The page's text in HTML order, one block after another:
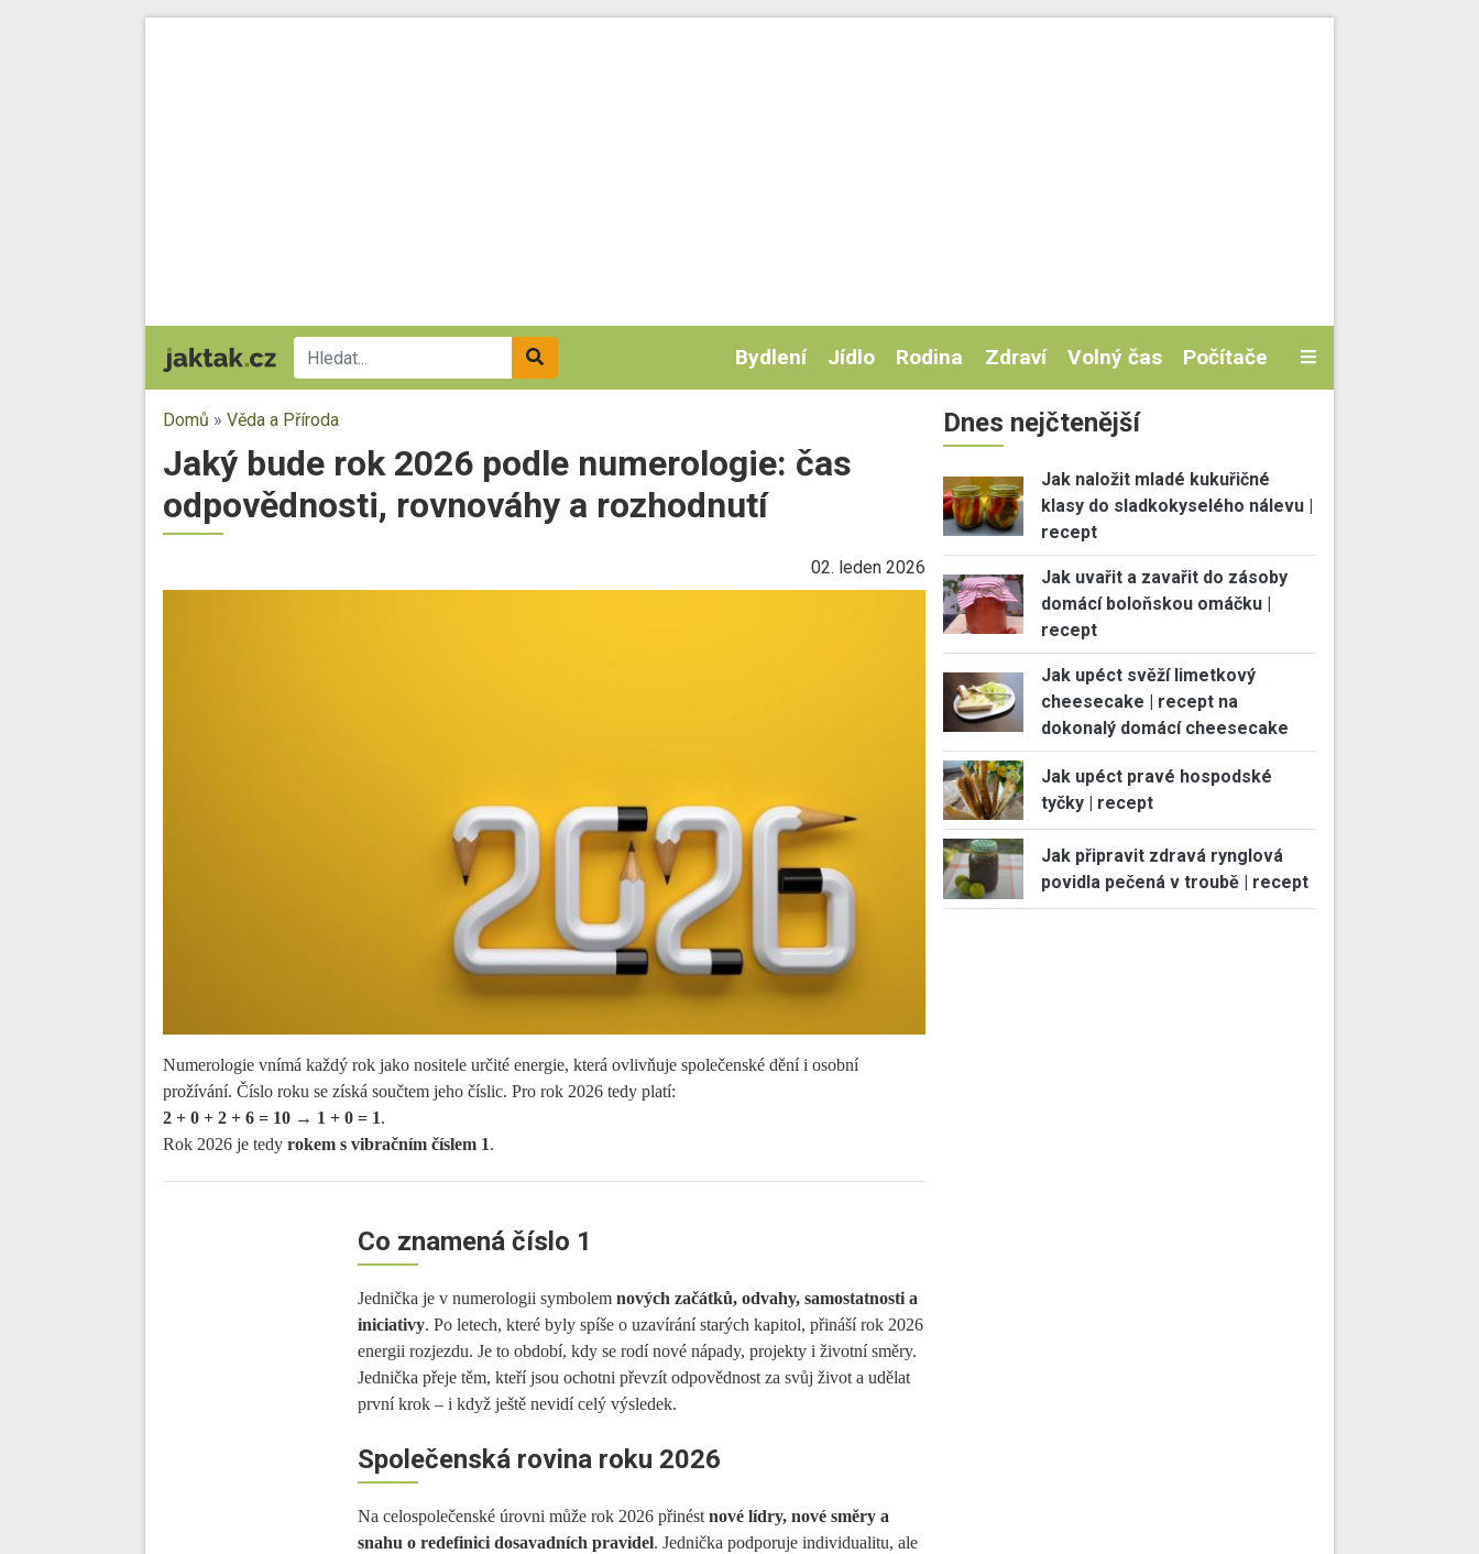
Bydlení Jídlo Rodina Zdraví Volný čas Počítače
Domů » Věda a Příroda
Jaký bude rok 2026 podle numerologie: čas
odpovědnosti, rovnováhy a rozhodnutí
02. leden 2026
Numerologie vnímá každý rok jako nositele určité energie, která ovlivňuje společenské dění i osobní
prožívání. Číslo roku se získá součtem jeho číslic. Pro rok 2026 tedy platí:
2 + 0 + 2 + 6 = 10 → 1 + 0 = 1.
Rok 2026 je tedy rokem s vibračním číslem 1.
Co znamená číslo 1
Jednička je v numerologii symbolemnových začátků, odvahy, samostatnosti a
iniciativy. Po letech, které byly spíše o uzavírání starých kapitol, přináší rok 2026
energii rozjezdu. Je to období, kdy se rodí nové nápady, projekty i životní směry.
Jednička přeje těm, kteří jsou ochotni převzít odpovědnost za svůj život a udělat
první krok – i když ještě nevidí celý výsledek.
Společenská rovina roku 2026
Na celospolečenské úrovni může rok 2026 přinéstnové lídry, nové směry a
snahu o redefinici dosavadních pravidel. Jednička podporuje individualitu, ale
Dnes nejčtenější
Jak naložit mladé kukuřičné
klasy do sladkokyselého nálevu |
recept
Jak uvařit a zavařit do zásoby
domácí boloňskou omáčku |
recept
Jak upéct svěží limetkový
cheesecake | recept na
dokonalý domácí cheesecake
Jak upéct pravé hospodské
tyčky | recept
Jak připravit zdravá rynglová
povidla pečená v troubě | recept